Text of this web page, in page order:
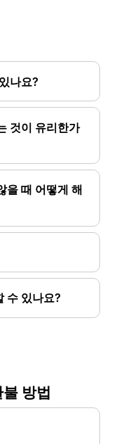
나요?
것이 유리한가
을 때 어떻게 해
수 있나요?
방법